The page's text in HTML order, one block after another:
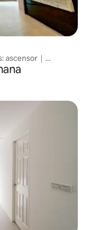
ascensor｜
comercial
cómodo ｜